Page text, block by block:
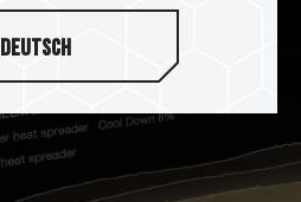
Deutsch